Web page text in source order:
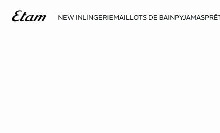
NEW INLINGERIEMAILLOTS DE BAINPYJAMAS